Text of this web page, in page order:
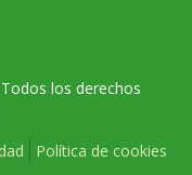
los derechos
Política de cookies